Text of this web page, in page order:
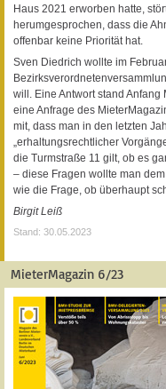
Haus 2021 erworben hatte,
herumgesprochen, dass die
offenbar keine Priorität hat.
Sven Diedrich wollte im
will. Eine Antwort stand Anfang
eine Anfrage des
mit, dass man in den letzten
„erhaltungsrechtlicher
die Turmstraße 11 gilt, ob es
– diese Fragen wollte man
wie die Frage, ob überhaupt
Birgit Leiß
Stand: 30.05.2023
MieterMagazin 6/23